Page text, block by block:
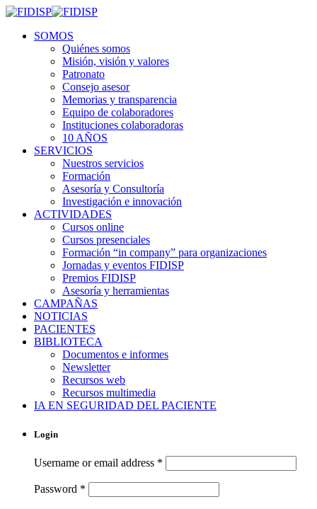
SOMOS
Quiénes somos
Misión, visión y valores
Patronato
Consejo asesor
Memorias y transparencia
Equipo de colaboradores
Instituciones colaboradoras
10 AÑOS
SERVICIOS
Nuestros servicios
Formación
Asesoría y Consultoría
Investigación e innovación
ACTIVIDADES
Cursos online
Cursos presenciales
Formación “in company” para organizaciones
Jornadas y eventos FIDISP
Premios FIDISP
Asesoría y herramientas
CAMPAÑAS
NOTICIAS
PACIENTES
BIBLIOTECA
Documentos e informes
Newsletter
Recursos web
Recursos multimedia
IA EN SEGURIDAD DEL PACIENTE
Login
Username or email address *
Password *